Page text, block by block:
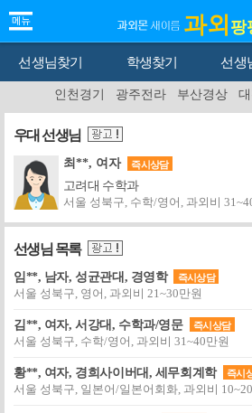
과외 팡
선생님찾기 학생찾기 선생
인천경기 광주전라 부산경상
우대 선생님
최**, 여자 즉시상담
고려대 수학과
서울 성북구, 수학/영어, 과외비
선생님 목록
임**, 남자, 성균관대, 경영학 즉시상담
서울 성북구, 영어, 과외비 21~30만원
김**, 여자, 서강대, 수학과/영문 즉시상담
서울 성북구, 수학/영어, 과외비 31~40만원
황**, 여자, 경희사이버대, 세무회계학 즉시
서울 성북구, 일본어/일본어회화, 과외비